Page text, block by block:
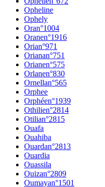
Opheline
Ophely
Oran°1004
Oranen°1916
Orian°971
Orianan°751
Orianen°575
Orlanen°830
Ornellan°565
Orphee
Orphéen°1939
Othilien°2814
Otilian°2815
Ouafa
Ouahiba
Ouardan°2813
Ouardia
Ouassila
Ouizan°2809
Oumayan°1501